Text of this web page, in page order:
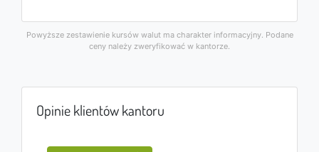
Powyższe zestawienie kursów walut ma charakter informacyjny. Podane
ceny należy zweryfikować w kantorze.
Opinie klientów kantoru